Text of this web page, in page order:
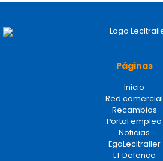
Páginas
Inicio
Red comercial
Recambios
Portal empleo
Noticias
EgaLecitrailer
LT Defence